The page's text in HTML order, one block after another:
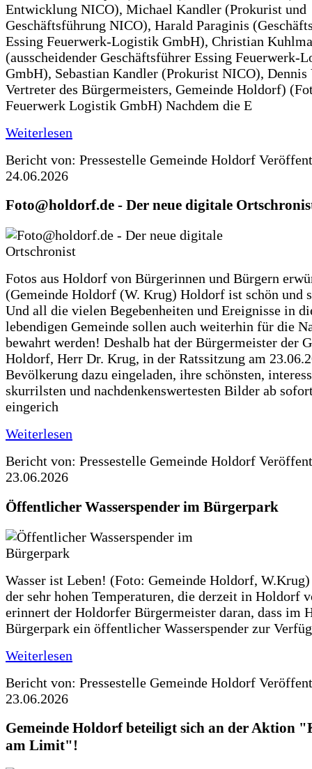
Entwicklung NICO), Michael Kandler (Prokurist und
Geschäftsführung NICO), Harald Paraginis
Essing Feuerwerk-Logistik GmbH), Christian
(ausscheidender Geschäftsführer Essing Feuerwerk-
GmbH), Sebastian Kandler (Prokurist NICO),
Vertreter des Bürgermeisters, Gemeinde Holdorf)
Feuerwerk Logistik GmbH) Nachdem die E
Weiterlesen
Bericht von: Pressestelle Gemeinde Holdorf
24.06.2026
Foto@holdorf.de - Der neue digitale
Fotos aus Holdorf von Bürgerinnen und Bürgern
(Gemeinde Holdorf (W. Krug) Holdorf ist schön und
Und all die vielen Begebenheiten und Ereignisse in
lebendigen Gemeinde sollen auch weiterhin für die
bewahrt werden! Deshalb hat der Bürgermeister der
Holdorf, Herr Dr. Krug, in der Ratssitzung am
Bevölkerung dazu eingeladen, ihre schönsten,
skurrilsten und nachdenkenswertesten Bilder ab
eingerich
Weiterlesen
Bericht von: Pressestelle Gemeinde Holdorf
23.06.2026
Öffentlicher Wasserspender im Bürgerpark
Wasser ist Leben! (Foto: Gemeinde Holdorf,
der sehr hohen Temperaturen, die derzeit in Holdorf
erinnert der Holdorfer Bürgermeister daran, dass im
Bürgerpark ein öffentlicher Wasserspender zur
Weiterlesen
Bericht von: Pressestelle Gemeinde Holdorf
23.06.2026
Gemeinde Holdorf beteiligt sich an der Aktion
am Limit"!